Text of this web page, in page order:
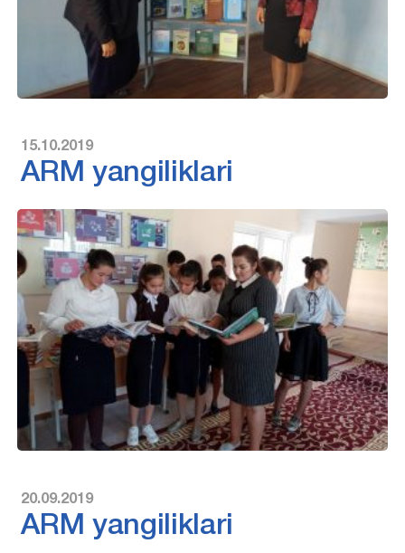
15.10.2019
ARM yangiliklari
20.09.2019
ARM yangiliklari